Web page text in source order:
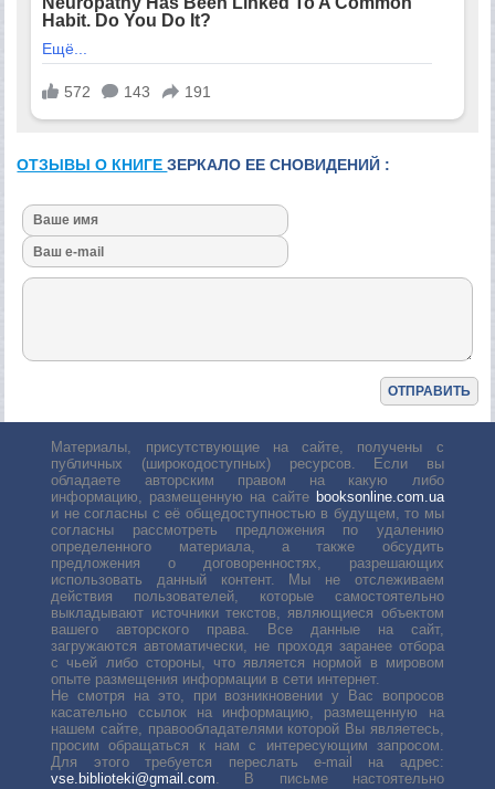
ОТЗЫВЫ О КНИГЕЗЕРКАЛО ЕЕ СНОВИДЕНИЙ :
Материалы, присутствующие на сайте, получены с
публичных (широкодоступных) ресурсов. Если вы
обладаете авторским правом на какую либо
информацию, размещенную на сайте booksonline.com.ua
и не согласны с её общедоступностью в будущем, то мы
согласны рассмотреть предложения по удалению
определенного материала, а также обсудить
предложения о договоренностях, разрешающих
использовать данный контент. Мы не отслеживаем
действия пользователей, которые самостоятельно
выкладывают источники текстов, являющиеся объектом
вашего авторского права. Все данные на сайт,
загружаются автоматически, не проходя заранее отбора
с чьей либо стороны, что является нормой в мировом
опыте размещения информации в сети интернет.
Не смотря на это, при возникновении у Вас вопросов
касательно ссылок на информацию, размещенную на
нашем сайте, правообладателями которой Вы являетесь,
просим обращаться к нам с интересующим запросом.
Для этого требуется переслать е-mail на адрес:
vse.biblioteki@gmail.com. В письме настоятельно